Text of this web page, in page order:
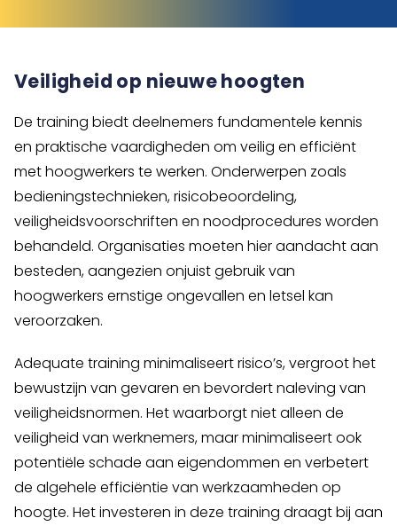
Veiligheid op nieuwe hoogten
De training biedt deelnemers fundamentele kennis
en praktische vaardigheden om veilig en efficiënt
met hoogwerkers te werken. Onderwerpen zoals
bedieningstechnieken, risicobeoordeling,
veiligheidsvoorschriften en noodprocedures worden
behandeld. Organisaties moeten hier aandacht aan
besteden, aangezien onjuist gebruik van
hoogwerkers ernstige ongevallen en letsel kan
veroorzaken.
Adequate training minimaliseert risico’s, vergroot het
bewustzijn van gevaren en bevordert naleving van
veiligheidsnormen. Het waarborgt niet alleen de
veiligheid van werknemers, maar minimaliseert ook
potentiële schade aan eigendommen en verbetert
de algehele efficiëntie van werkzaamheden op
hoogte. Het investeren in deze training draagt bij aan